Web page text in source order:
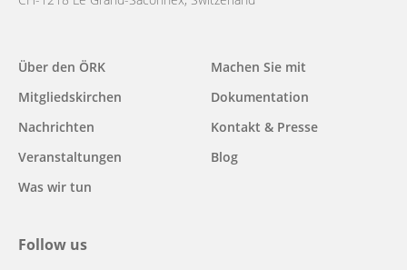
Main
navigation
Über den ÖRK
Mitgliedskirchen
Nachrichten
Veranstaltungen
Was wir tun
Machen Sie mit
Dokumentation
Kontakt & Presse
Blog
Follow us